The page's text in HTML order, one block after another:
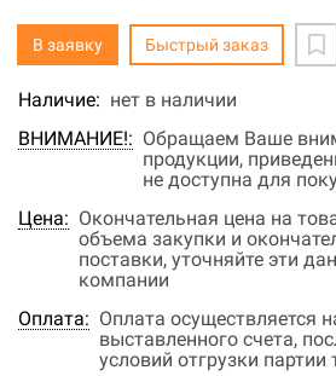
В заявку Быстрый заказ
Наличие: нет в наличии
ВНИМАНИЕ!: Обращаем Ваше
продукции,
не доступна для
Цена: Окончательная цена на
объема закупки и
поставки, уточняйте эти
компании
Оплата: Оплата осуществляется
выставленного счета,
условий отгрузки партии